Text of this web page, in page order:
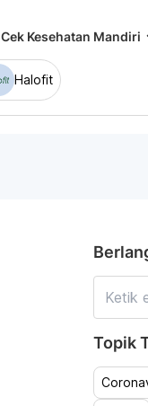
Cek Kesehatan Mandiri
Halofit
Topik